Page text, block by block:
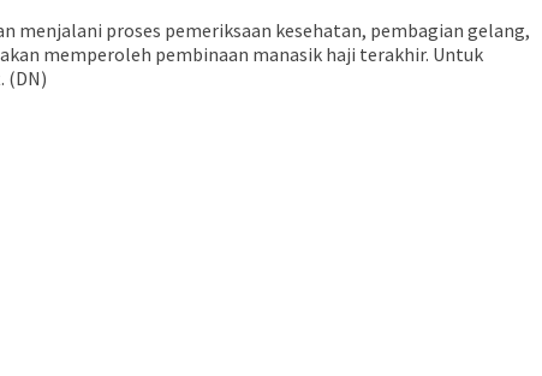
menjalani proses pemeriksaan kesehatan, pembagian gelang,
memperoleh pembinaan manasik haji terakhir. Untuk
(DN)